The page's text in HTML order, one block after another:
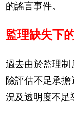
的謠言事件。
監理缺失下
過去由於監理制
險評估不足承
況及透明度不足